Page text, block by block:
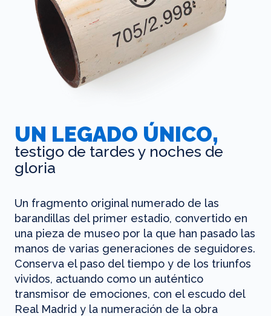
UN LEGADO ÚNICO,
testigo de tardes y noches de
gloria
Un fragmento original numerado de las
barandillas del primer estadio, convertido en
una pieza de museo por la que han pasado las
manos de varias generaciones de seguidores.
Conserva el paso del tiempo y de los triunfos
vividos, actuando como un auténtico
transmisor de emociones, con el escudo del
Real Madrid y la numeración de la obra